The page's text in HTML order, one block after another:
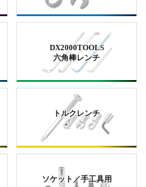
DX2000TOOLS
六角棒レンチ
トルクレンチ
ソケット／手工具用